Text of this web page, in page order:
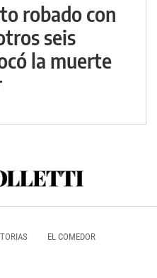
robado con
seis
la muerte
EL COMEDOR